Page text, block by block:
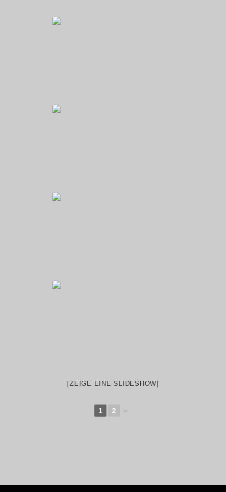
[ZEIGE EINE SLIDESHOW]
1 2